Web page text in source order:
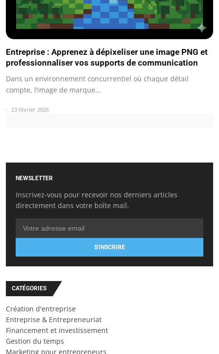
Entreprise : Apprenez à dépixeliser une image PNG et
professionnaliser vos supports de communication
Dans un environnement concurrentiel où chaque détail
compte, l’image de marque…
23 février 2026
NEWSLETTER
Inscrivez-vous pour recevoir nos derniers articles
directement dans votre boîte mail.
S'INSCRIRE
CATÉGORIES
Création d'entreprise
Entreprise & Entrepreneuriat
Financement et investissement
Gestion du temps
Marketing pour entrepreneurs